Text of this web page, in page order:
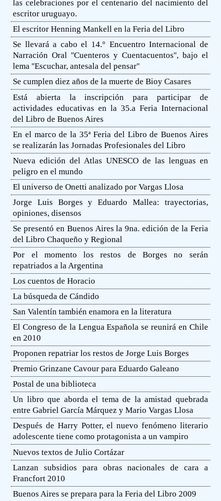
las celebraciones por el centenario del nacimiento del
escritor uruguayo.
El escritor Henning Mankell en la Feria del Libro
Se llevará a cabo el 14.° Encuentro Internacional de
Narración Oral ''Cuenteros y Cuentacuentos'', bajo el
lema ''Escuchar, antesala del pensar''
Se cumplen diez años de la muerte de Bioy Casares
Está abierta la inscripción para participar de
actividades educativas en la 35.a Feria Internacional
del Libro de Buenos Aires
En el marco de la 35ª Feria del Libro de Buenos Aires
se realizarán las Jornadas Profesionales del Libro
Nueva edición del Atlas UNESCO de las lenguas en
peligro en el mundo
El universo de Onetti analizado por Vargas Llosa
Jorge Luis Borges y Eduardo Mallea: trayectorias,
opiniones, disensos
Se presentó en Buenos Aires la 9na. edición de la Feria
del Libro Chaqueño y Regional
Por el momento los restos de Borges no serán
repatriados a la Argentina
Los cuentos de Horacio
La búsqueda de Cándido
San Valentín también enamora en la literatura
El Congreso de la Lengua Española se reunirá en Chile
en 2010
Proponen repatriar los restos de Jorge Luis Borges
Premio Grinzane Cavour para Eduardo Galeano
Postal de una biblioteca
Un libro que aborda el tema de la amistad quebrada
entre Gabriel García Márquez y Mario Vargas Llosa
Después de Harry Potter, el nuevo fenómeno literario
adolescente tiene como protagonista a un vampiro
Nuevos textos de Julio Cortázar
Lanzan subsidios para obras nacionales de cara a
Francfort 2010
Buenos Aires se prepara para la Feria del Libro 2009